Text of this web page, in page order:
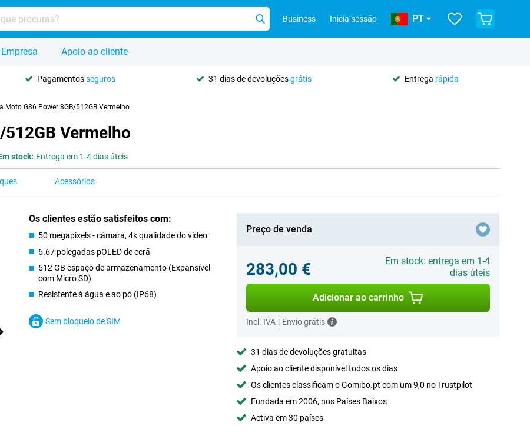
Business Inicia sessão PT
Empresa Apoio ao cliente
Pagamentosseguros 31 dias de devoluçõesgrátis Entrega rápida
Moto G86 Power 8GB/512GB Vermelho
Vermelho
stock: Entrega em 1-4 dias úteis
Acessórios
Os clientes estão satisfeitos com:
50 megapixels - câmara, 4k qualidade do vídeo
6.67 polegadas pOLED de ecrã
512 GB espaço de armazenamento (Expansível
com Micro SD)
Resistente à água e ao pó (IP68)
Sem bloqueio de SIM
Preço de venda
283,00 €
Em stock: entrega em 1-4
dias úteis
Adicionar ao carrinho
Incl. IVA | Envio grátis
31 dias de devoluções gratuitas
Apoio ao cliente disponível todos os dias
Os clientes classificam o Gomibo.pt com um 9,0 no Trustpilot
Fundada em 2006, nos Países Baixos
Activa em 30 países